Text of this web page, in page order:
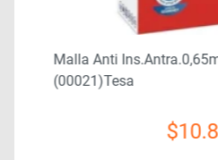
Malla Anti
(00021)tesa
$